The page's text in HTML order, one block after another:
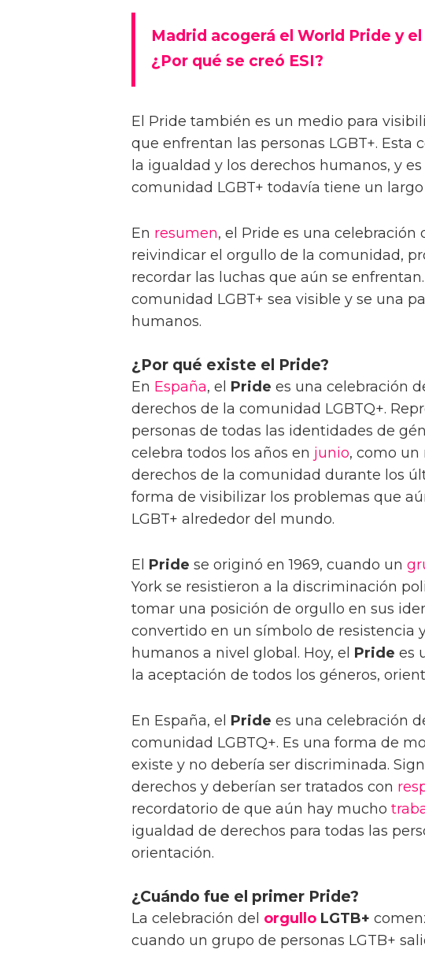
Madrid acogerá el World Pride y el
¿Por qué se creó ESI?
El Pride también es un medio para
que enfrentan las personas LGBT+. Esta
la igualdad y los derechos humanos, y
comunidad LGBT+ todavía tiene un
En resumen, el Pride es una celebración
reivindicar el orgullo de la comunidad,
recordar las luchas que aún se
comunidad LGBT+ sea visible y se una
humanos.
¿Por qué existe el Pride?
En España, el Pride es una celebración
derechos de la comunidad LGBTQ+.
personas de todas las identidades de
celebra todos los años en junio, como un
derechos de la comunidad durante los
forma de visibilizar los problemas que
LGBT+ alrededor del mundo.
El Pride se originó en 1969, cuando un
York se resistieron a la discriminación
tomar una posición de orgullo en sus
convertido en un símbolo de resistencia
humanos a nivel global. Hoy, el Pride es
la aceptación de todos los géneros,
En España, el Pride es una celebración
comunidad LGBTQ+. Es una forma de
existe y no debería ser discriminada.
derechos y deberían ser tratados con
recordatorio de que aún hay mucho
igualdad de derechos para todas las
orientación.
¿Cuándo fue el primer Pride?
La celebración del orgullo LGTB+
cuando un grupo de personas LGTB+